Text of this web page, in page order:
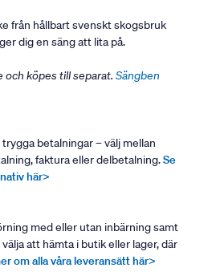
från hållbart svenskt skogsbruk
dig en säng att lita på.
och köpes till separat. Sängben
betalningar – välj mellan
faktura eller delbetalning.Se
här>
med eller utan inbärning samt
att hämta i butik eller lager, där
om alla våra leveransätt här>